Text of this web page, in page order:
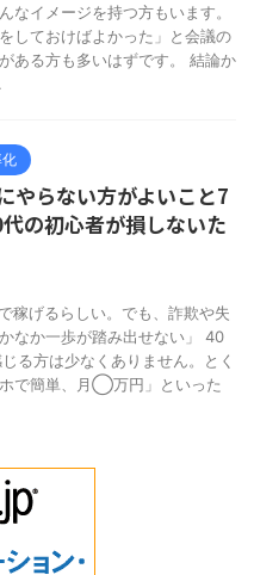
イメージを持つ方もいます。
しておけばよかった」と会議の
ある方も多いはずです。 結論か
やらない方がよいこと7
の初心者が損しないた
稼げるらしい。でも、詐欺や失
なか一歩が踏み出せない」 40
る方は少なくありません。とく
で簡単、月◯万円」といった